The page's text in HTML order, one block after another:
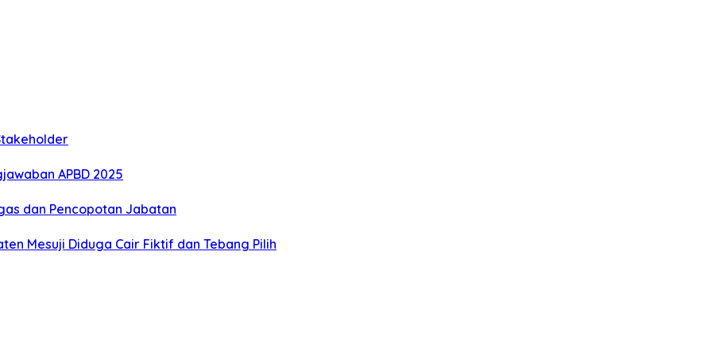
APBD 2025
dan Pencopotan Jabatan
Mesuji Diduga Cair Fiktif dan Tebang Pilih